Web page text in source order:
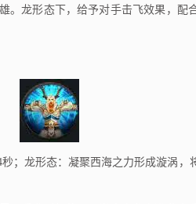
。龙形态下，给予对手击飞效果，配
龙形态：凝聚西海之力形成漩涡，